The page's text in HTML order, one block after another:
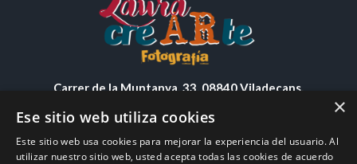
Carrer de la Muntanya, 33, 08840 Viladecans,
Teléfono: (+34) 691 40 61 91
Email:info@lauracrearte.com
×
Ese sitio web utiliza cookies
Este sitio web usa cookies para mejorar la experiencia del usuario. Al
utilizar nuestro sitio web, usted acepta todas las cookies de acuerdo